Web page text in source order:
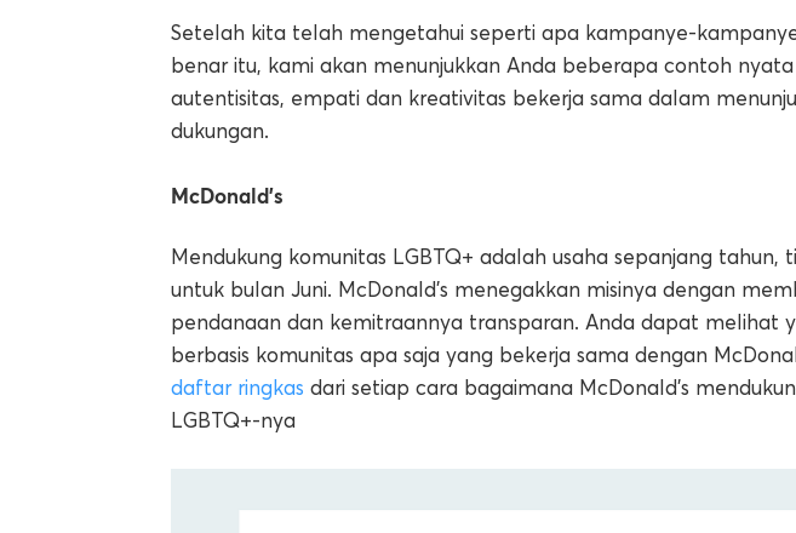
Setelah kita telah mengetahui seperti apa kampanye-
benar itu, kami akan menunjukkan Anda beberapa contoh
autentisitas, empati dan kreativitas bekerja sama dalam
dukungan.
McDonald’s
Mendukung komunitas LGBTQ+ adalah usaha sepanjang tahun,
untuk bulan Juni. McDonald’s menegakkan misinya dengan
pendanaan dan kemitraannya transparan. Anda dapat melihat
berbasis komunitas apa saja yang bekerja sama dengan
daftar ringkas dari setiap cara bagaimana McDonald’s
LGBTQ+-nya